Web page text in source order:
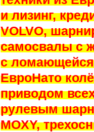
и лизинг,
VOLVO,
самосвалы с
с ломающейся
ЕвроНато
приводом
рулевым
MOXY,